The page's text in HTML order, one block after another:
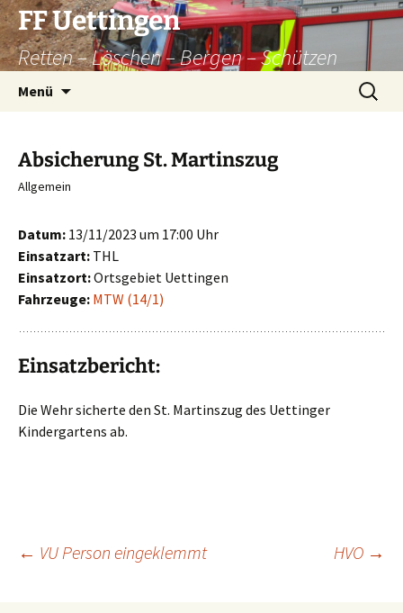
Zum
Inhalt
springen
FF Uettingen
Retten – Löschen – Bergen – Schützen
Menü
Suchen
nach:
Absicherung St. Martinszug
Allgemein
Datum: 13/11/2023 um 17:00 Uhr
Einsatzart: THL
Einsatzort:Ortsgebiet Uettingen
Fahrzeuge: MTW (14/1)
Einsatzbericht:
Die Wehr sicherte den St. Martinszug des Uettinger
Kindergartens ab.
Beitragsnavigation
← VU Person eingeklemmt HVO →